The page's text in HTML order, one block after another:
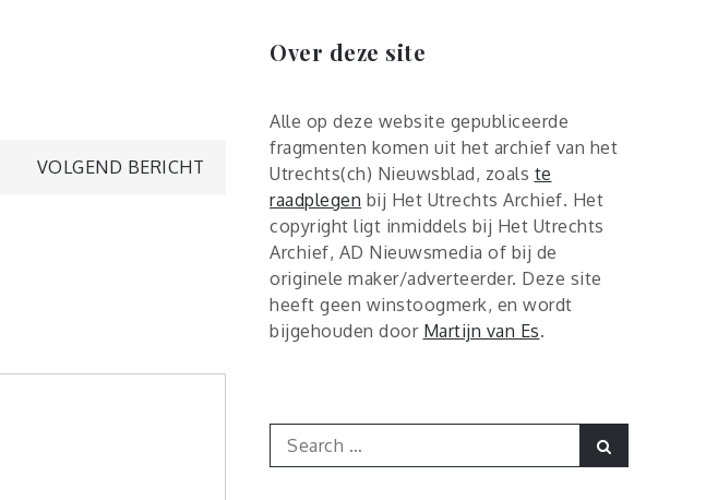
VOLGEND BERICHT
Over deze site
Alle op deze website gepubliceerde
fragmenten komen uit het archief van het
Utrechts(ch) Nieuwsblad, zoals te
raadplegen bij Het Utrechts Archief. Het
copyright ligt inmiddels bij Het Utrechts
Archief, AD Nieuwsmedia of bij de
originele maker/adverteerder. Deze site
heeft geen winstoogmerk, en wordt
bijgehouden door Martijn van Es.
Search
for: